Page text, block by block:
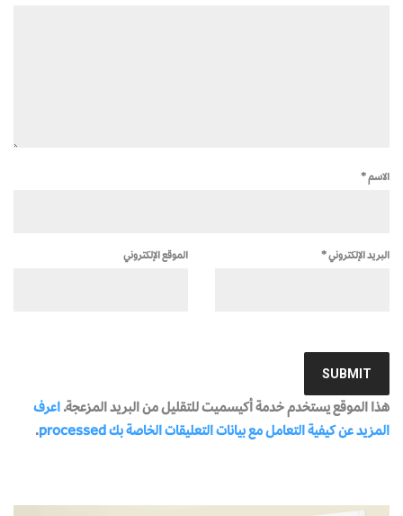
الاسم*
البريد الإلكتروني* الموقع الإلكتروني
هذا الموقع يستخدم خدمة أكيسميت للتقليل من البريد المزعجة. اعرف
المزيد عن كيفية التعامل مع بيانات التعليقات الخاصة بك processed
.